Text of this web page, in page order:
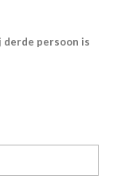
derde persoon is